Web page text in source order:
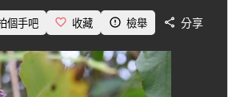
個手吧 收藏 檢舉 分享